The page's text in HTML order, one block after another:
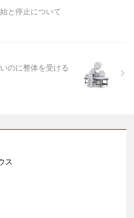
と停止について
のに整体を受ける
ス